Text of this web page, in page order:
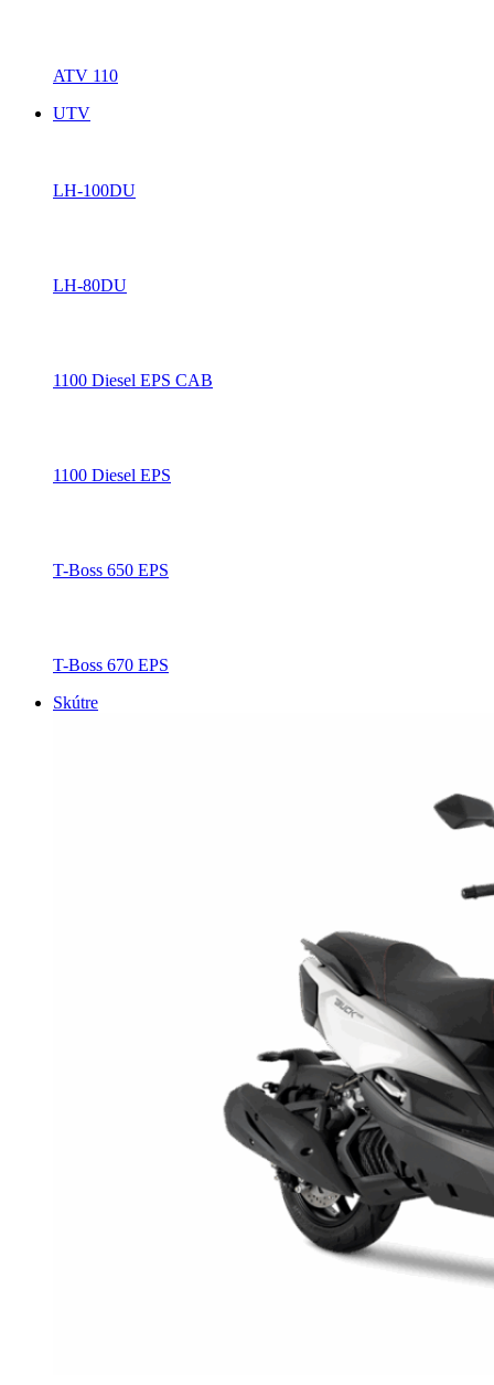
ATV 110
UTV
LH-100DU
LH-80DU
1100 Diesel EPS CAB
1100 Diesel EPS
T-Boss 650 EPS
T-Boss 670 EPS
Skútre